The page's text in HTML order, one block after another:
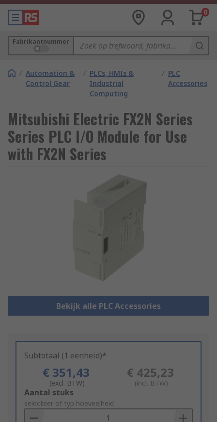
0
Fabrikantnummer
/ Automation &
Control Gear
/ PLCs, HMIs &
Industrial
Computing
/ PLC
Accessories
Mitsubishi Electric FX2N Series
Series PLC I/O Module for Use
with FX2N Series
Bekijk alle PLC Accessories
Subtotaal (1 eenheid)*
€ 351,43
(excl. BTW)
€ 425,23
(incl. BTW)
Add
to
Basket
Aantal stuks
selecteer of typ hoeveelheid